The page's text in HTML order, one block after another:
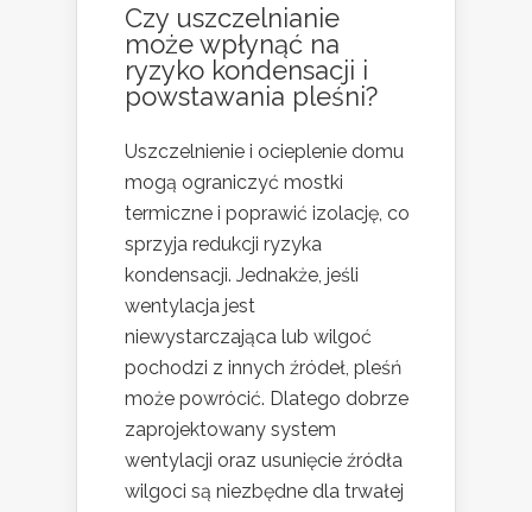
Czy uszczelnianie
może wpłynąć na
ryzyko kondensacji i
powstawania pleśni?
Uszczelnienie i ocieplenie domu
mogą ograniczyć mostki
termiczne i poprawić izolację, co
sprzyja redukcji ryzyka
kondensacji. Jednakże, jeśli
wentylacja jest
niewystarczająca lub wilgoć
pochodzi z innych źródeł, pleśń
może powrócić. Dlatego dobrze
zaprojektowany system
wentylacji oraz usunięcie źródła
wilgoci są niezbędne dla trwałej